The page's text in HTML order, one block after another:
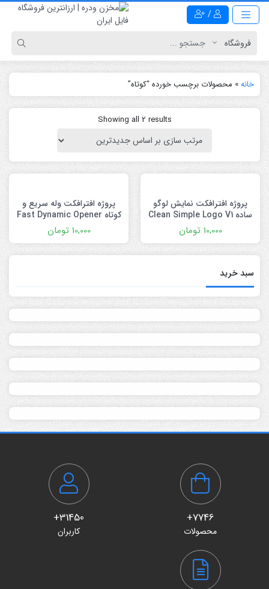
/
خانه» محصولات برچسب خورده “کوتاه”
Showing all 2 results
پروژه افترافکت نمایش لوگو
ساده Clean Simple Logo V1
10,000 تومان
پروژه افترافکت وله سریع و
کوتاه Fast Dynamic Opener
10,000 تومان
سبد خرید
7746+
محصولات
31450+
کاربران